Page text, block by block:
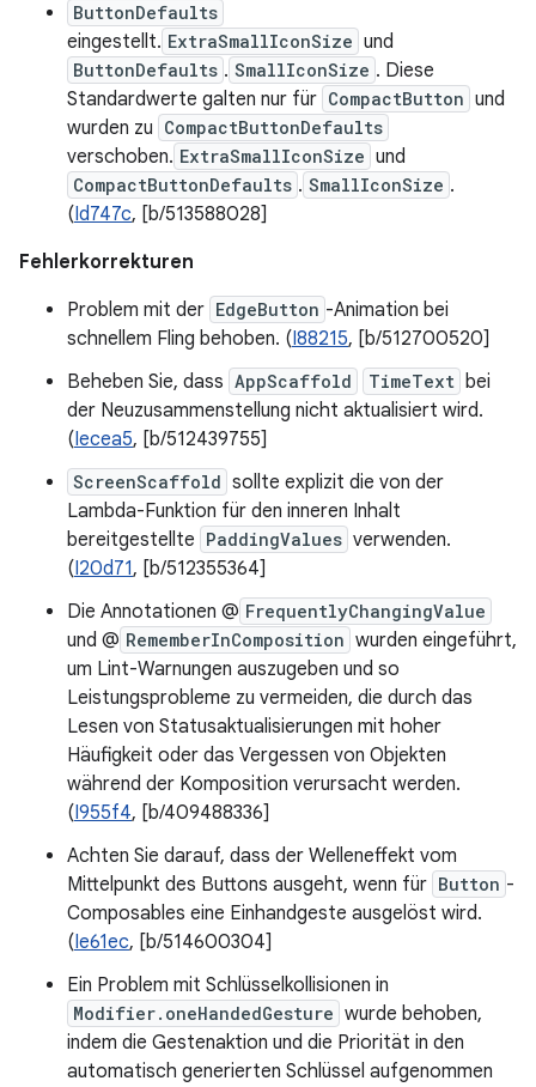
ButtonDefaults
eingestellt. ExtraSmallIconSize und
ButtonDefaults . SmallIconSize . Diese
Standardwerte galten nur für CompactButton und
wurden zu CompactButtonDefaults
verschoben. ExtraSmallIconSize und
CompactButtonDefaults . SmallIconSize .
(Id747c, [b/513588028]
Fehlerkorrekturen
Problem mit der EdgeButton -Animation bei
schnellem Fling behoben. (I88215, [b/512700520]
Beheben Sie, dass AppScaffold TimeText bei
der Neuzusammenstellung nicht aktualisiert wird.
(Iecea5, [b/512439755]
ScreenScaffold sollte explizit die von der
Lambda-Funktion für den inneren Inhalt
bereitgestellte PaddingValues verwenden.
(I20d71, [b/512355364]
Die Annotationen @ FrequentlyChangingValue
und @ RememberInComposition wurden eingeführt,
um Lint-Warnungen auszugeben und so
Leistungsprobleme zu vermeiden, die durch das
Lesen von Statusaktualisierungen mit hoher
Häufigkeit oder das Vergessen von Objekten
während der Komposition verursacht werden.
(I955f4, [b/409488336]
Achten Sie darauf, dass der Welleneffekt vom
Mittelpunkt des Buttons ausgeht, wenn für Button -
Composables eine Einhandgeste ausgelöst wird.
(Ie61ec, [b/514600304]
Ein Problem mit Schlüsselkollisionen in
Modifier.oneHandedGesture wurde behoben,
indem die Gestenaktion und die Priorität in den
automatisch generierten Schlüssel aufgenommen